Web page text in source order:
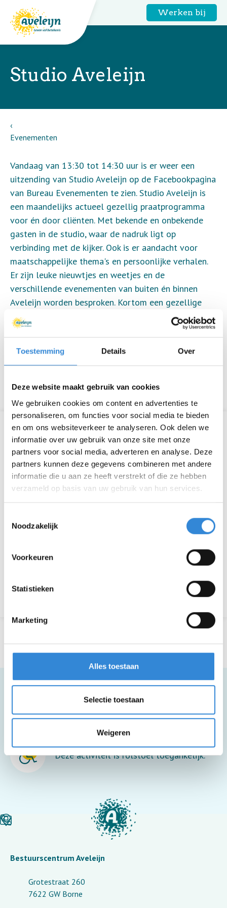
Toestemming Details Over
Deze website maakt gebruik van cookies
We gebruiken cookies om content en advertenties te
personaliseren, om functies voor social media te bieden
en om ons websiteverkeer te analyseren. Ook delen we
informatie over uw gebruik van onze site met onze
partners voor social media, adverteren en analyse. Deze
partners kunnen deze gegevens combineren met andere
informatie die u aan ze heeft verstrekt of die ze hebben
verzameld op basis van uw gebruik van hun services.
Noodzakelijk
Voorkeuren
Statistieken
Marketing
Alles toestaan
Selectie toestaan
Weigeren
Werken bij
Studio Aveleijn
Evenementen
Informatie
Datum
wo 8 jan.
Tijd
13:30 - 14:30
Locatie
Online
Thema
Informatief
Terug naar het overzicht
Vandaag van 13:30 tot 14:30 uur is er weer een
uitzending van Studio Aveleijn op de Facebookpagina
van Bureau Evenementen te zien. Studio Aveleijn is
een maandelijks actueel gezellig praatprogramma
voor én door cliënten. Met bekende en onbekende
gasten in de studio, waar de nadruk ligt op
verbinding met de kijker. Ook is er aandacht voor
maatschappelijke thema's en persoonlijke verhalen.
Er zijn leuke nieuwtjes en weetjes en de
verschillende evenementen van buiten én binnen
Aveleijn worden besproken. Kortom een gezellige
uitzending!
Even ontspannen met bekende gezichten van
Ideeën voor een onderwerp voor de uitzending,
Studio@aveleijn.nl.
Meer informatie
Deze activiteit is rolstoel toegankelijk.
Bestuurscentrum Aveleijn
Grotestraat 260
7622 GW Borne